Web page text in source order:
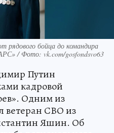
бойца до командира
/ Фото: vk.com/gosfondsvo63
Путин
кадровой
Одним из
ветеран СВО из
Яшин. Об